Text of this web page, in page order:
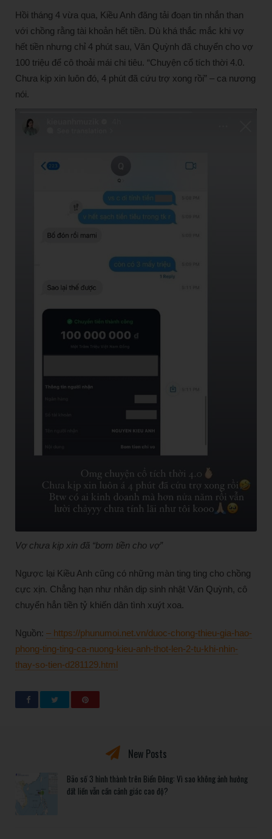
Hồi tháng 4 vừa qua, Kiều Anh đăng tải đoạn tin nhắn than
với chồng rằng tài khoản hết tiền. Dù khá thắc mắc khi vợ
hết tiền nhưng chỉ 4 phút sau, Văn Quỳnh đã chuyển cho vợ
100 triệu để cô thoải mái chi tiêu. “Chuyện cổ tích thời 4.0.
Chưa kịp xin luôn đó, 4 phút đã cứu trợ xong rồi” – ca nương
nói.
Vợ chưa kịp xin đã “bơm tiền cho vợ”
Ngược lại Kiều Anh cũng có những màn ting ting cho chồng
cực xịn. Chẳng hạn như nhân dịp sinh nhật Văn Quỳnh, cô
chuyển hẳn tiền tỷ khiến dân tình xuýt xoa.
Nguồn: – https://phunumoi.net.vn/duoc-chong-thieu-gia-hao-
phong-ting-ting-ca-nuong-kieu-anh-thot-len-2-tu-khi-nhin-
thay-so-tien-d281129.html
New Posts
Bão số 3 hình thành trên Biển Đông: Vì sao không ảnh hưởng
đất liền vẫn cần cảnh giác cao độ?